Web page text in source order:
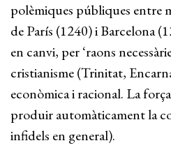
polèmiques públiques entre
de París (1240) i Barcelona
en canvi, per ‘raons
cristianisme (Trinitat,
econòmica i racional. La
produir automàticament la
infidels en general).